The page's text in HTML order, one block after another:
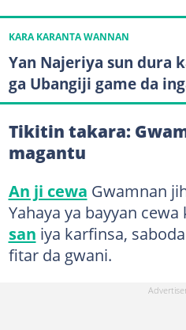
KARA KARANTA WANNAN
Yan Najeriya sun dura
ga Ubangiji game da
Tikitin takara:
magantu
An ji cewa Gwamnan
Yahaya ya bayyan
san iya karfinsa,
fitar da gwani.